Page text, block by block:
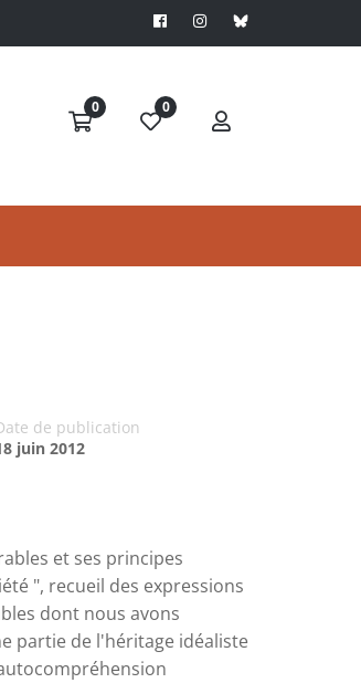
0 0
de publication
juin 2012
et ses principes
", recueil des expressions
dont nous avons
partie de l'héritage idéaliste